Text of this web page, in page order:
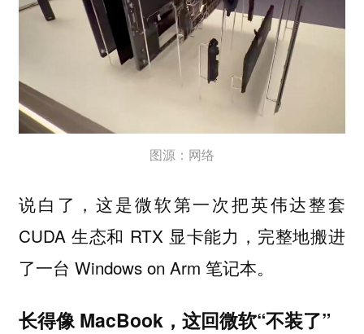
图源：网络
说白了，这是微软第一次把英伟达整套
CUDA 生态和 RTX 显卡能力，完整地搬进
了一台 Windows on Arm 笔记本。
长得像 MacBook，这回微软“不装了”